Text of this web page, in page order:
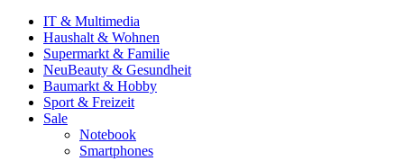
IT & Multimedia
Haushalt & Wohnen
Supermarkt & Familie
NeuBeauty & Gesundheit
Baumarkt & Hobby
Sport & Freizeit
Sale
Notebook
Smartphones